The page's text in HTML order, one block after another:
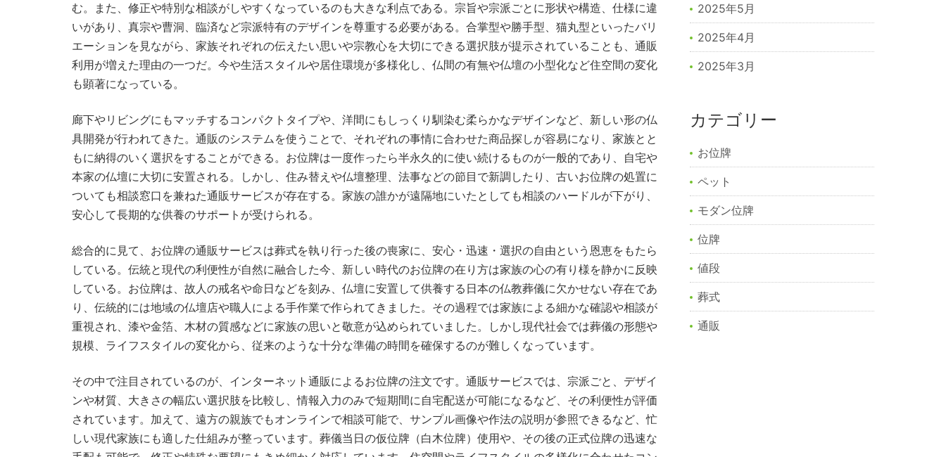
む。また、修正や特別な相談がしやすくなっているのも大きな利点である。宗旨や宗派ごとに形状や構造、仕様に違
いがあり、真宗や曹洞、臨済など宗派特有のデザインを尊重する必要がある。合掌型や勝手型、猫丸型といったバリ
エーションを見ながら、家族それぞれの伝えたい思いや宗教心を大切にできる選択肢が提示されていることも、通販
利用が増えた理由の一つだ。今や生活スタイルや居住環境が多様化し、仏間の有無や仏壇の小型化など住空間の変化
も顕著になっている。
廊下やリビングにもマッチするコンパクトタイプや、洋間にもしっくり馴染む柔らかなデザインなど、新しい形の仏
具開発が行われてきた。通販のシステムを使うことで、それぞれの事情に合わせた商品探しが容易になり、家族とと
もに納得のいく選択をすることができる。お位牌は一度作ったら半永久的に使い続けるものが一般的であり、自宅や
本家の仏壇に大切に安置される。しかし、住み替えや仏壇整理、法事などの節目で新調したり、古いお位牌の処置に
ついても相談窓口を兼ねた通販サービスが存在する。家族の誰かが遠隔地にいたとしても相談のハードルが下がり、
安心して長期的な供養のサポートが受けられる。
総合的に見て、お位牌の通販サービスは葬式を執り行った後の喪家に、安心・迅速・選択の自由という恩恵をもたら
している。伝統と現代の利便性が自然に融合した今、新しい時代のお位牌の在り方は家族の心の有り様を静かに反映
している。お位牌は、故人の戒名や命日などを刻み、仏壇に安置して供養する日本の仏教葬儀に欠かせない存在であ
り、伝統的には地域の仏壇店や職人による手作業で作られてきました。その過程では家族による細かな確認や相談が
重視され、漆や金箔、木材の質感などに家族の思いと敬意が込められていました。しかし現代社会では葬儀の形態や
規模、ライフスタイルの変化から、従来のような十分な準備の時間を確保するのが難しくなっています。
その中で注目されているのが、インターネット通販によるお位牌の注文です。通販サービスでは、宗派ごと、デザイ
ンや材質、大きさの幅広い選択肢を比較し、情報入力のみで短期間に自宅配送が可能になるなど、その利便性が評価
されています。加えて、遠方の親族でもオンラインで相談可能で、サンプル画像や作法の説明が参照できるなど、忙
しい現代家族にも適した仕組みが整っています。葬儀当日の仮位牌（白木位牌）使用や、その後の正式位牌の迅速な
2025年5月
2025年4月
2025年3月
カテゴリー
お位牌
ペット
モダン位牌
位牌
値段
葬式
通販